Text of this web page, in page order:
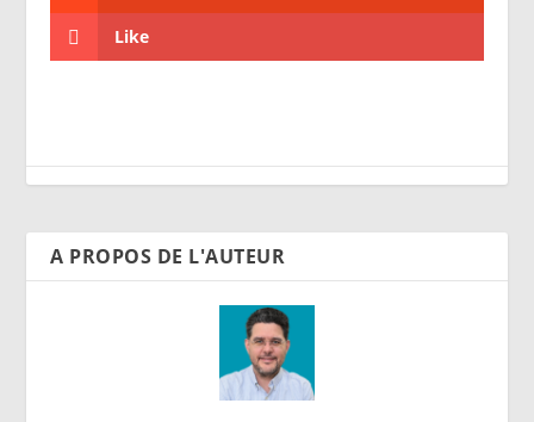
Like
A PROPOS DE L'AUTEUR